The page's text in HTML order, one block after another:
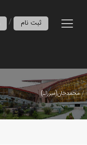
/ ثبت نام
محمدخان(میرزاـ)